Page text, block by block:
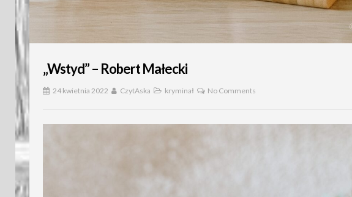
„Wstyd” – Robert Małecki
24 kwietnia 2022 CzytAska kryminał No Comments